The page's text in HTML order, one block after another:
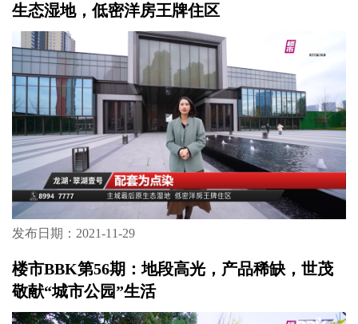
生态湿地，低密洋房王牌住区
发布日期：2021-11-29
楼市BBK第56期：地段高光，产品稀缺，世茂
敬献“城市公园”生活